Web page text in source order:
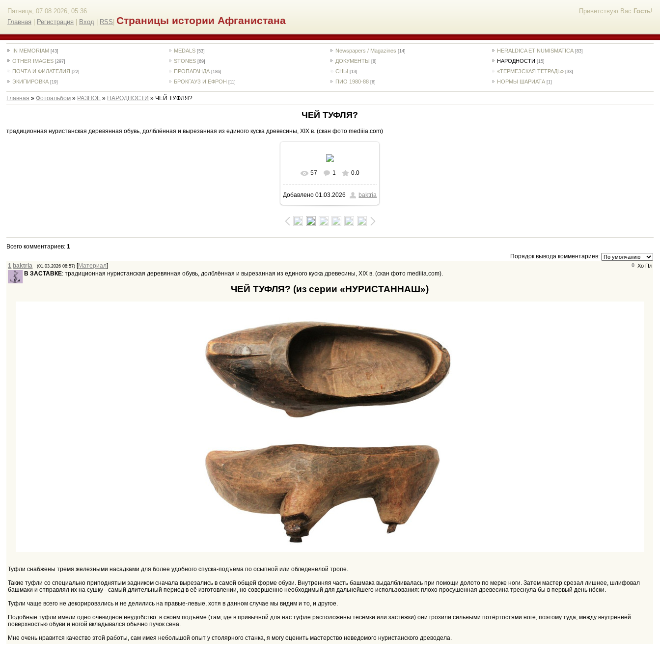
Приветствую Вас Гость!
Пятница, 07.08.2026, 05:36
Главная
Регистрация Вход RSS Страницы истории Афганистана
IN MEMORIAM [43] MEDALS [53] Newspapers / Magazines [14] HERALDICA ET NUMISMATICA [83]
OTHER IMAGES [297] STONES [69] ДОКУМЕНТЫ [8] НАРОДНОСТИ [15]
ПОЧТА И ФИЛАТЕЛИЯ [22] ПРОПАГАНДА [186] СНЫ [13] «ТЕРМЕЗСКАЯ ТЕТРАДЬ» [33]
ЭКИПИРОВКА [19] БРОКГАУЗ И ЕФРОН [11] ПИО 1980-88 [6] НОРМЫ ШАРИАТА [1]
Главная »Фотоальбом » РАЗНОЕ » НАРОДНОСТИ » ЧЕЙ ТУФЛЯ?
ЧЕЙ ТУФЛЯ?
традиционная нуристанская деревянная обувь, долблённая и вырезанная из единого куска древесины, XIX в. (скан фото mediiia.com)
В реальном размере
1800x717/ 68.3Kb
57 1 0.0
Добавлено 01.03.2026 baktria
Всего комментариев:1
Порядок вывода комментариев:
0
1 baktria (01.03.2026 08:57) [Материал]
В ЗАСТАВКЕ: традиционная нуристанская деревянная обувь, долблённая и вырезанная из единого куска древесины, XIX в. (скан фото mediiia.com).
ЧЕЙ ТУФЛЯ? (из серии «НУРИСТАННАШ»)
Туфли снабжены тремя железными насадками для более удобного спуска-подъёма по осыпной или обледенелой тропе.
Такие туфли со специально приподнятым задником сначала вырезались в самой общей форме обуви. Внутренняя часть башмака выдалбливалась при помощи долото по мерке ноги. Затем мастер срезал лишнее, шлифовал
башмаки и отправлял их на сушку - самый длительный период в её изготовлении, но совершенно необходимый для дальнейшего использования: плохо просушенная древесина треснула бы в первый день но́ски.
Туфли чаще всего не декорировались и не делились на правые-левые, хотя в данном случае мы видим и то, и другое.
Подобные туфли имели одно очевидное неудобство: в своём подъёме (там, где в привычной для нас туфле расположены тесёмки или застёжки) они грозили сильными потёртостями ноге, поэтому туда, между внутренней
поверхностью обуви и ногой вкладывался обычно пучок сена.
Мне очень нравится качество этой работы, сам имея небольшой опыт у столярного станка, я могу оценить мастерство неведомого нуристанского древодела.